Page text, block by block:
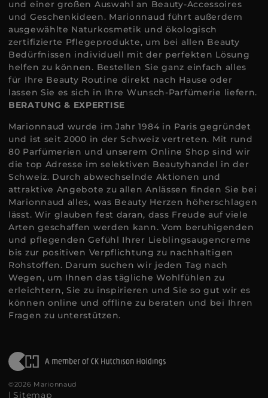
und einer großen Auswahl an Beauty-Accessoires
und Geschenkideen. Marionnaud führt außerdem
ausgewählte Naturkosmetik und ökologisch
zertifizierte Pflegeprodukte, um bei allen Beauty
Bedürfnissen individuell mit der perfekten Lösung
helfen zu können. Bestellen Sie ganz einfach alles
für Ihre Beauty Routine direkt nach Hause oder
lassen Sie es sich in Ihre Wunsch-Parfümerie liefern.
BERATUNG & EXPERTISE
Marionnaud wurde im Jahr 1984 in Paris gegründet
und ist seit 2000 in der Schweiz vertreten. Mit rund
80 Parfümerien und unserem Online Shop sind wir
die top Adresse im selektiven Beautyhandel in der
Schweiz. Durch abwechselnde Aktionen und
attraktive Angebote zu allen Anlässen finden Sie bei
Marionnaud alles, was Beauty Herzen höherschlagen
lässt. Wir glauben fest daran, dass Freude auf viele
Arten geschaffen werden kann. Vom beruhigenden
und pflegenden Gefühl Ihrer Lieblingsaugencreme
bis zur positiven Verpflichtung zu nachhaltigen
Rohstoffen. Darum suchen wir jeden Tag nach
Wegen, um Ihnen das tägliche Wohlfühlen zu
erleichtern, Sie zu inspirieren und Sie so gut wir es
können online und offline zu beraten und bei Ihren
Fragen zu unterstützen.
©2026 Marionnaud
| Sitemap